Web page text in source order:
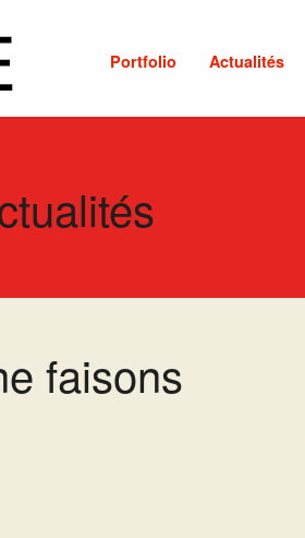
Portfolio Actualités
faisons